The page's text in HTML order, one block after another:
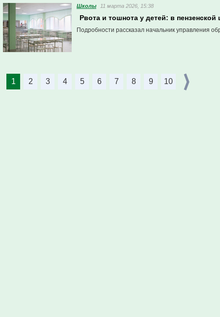
Школы 11 марта 2026, 15:38
Рвота и тошнота у детей: в
Подробности рассказал начальник управления
1 2 3 4 5 6 7 8 9 10